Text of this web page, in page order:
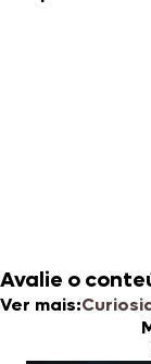
Avalie o
Ver mais: